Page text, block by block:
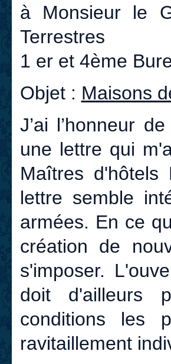
à Monsieur le
Terrestres
1 er et 4ème
Objet : Maisons
J’ai l’honneur
une lettre qui
Maîtres
lettre semble
armées. En ce
création de
s'imposer.
doit d'ailleurs
conditions les
ravitaillement